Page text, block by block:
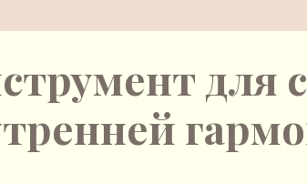
для